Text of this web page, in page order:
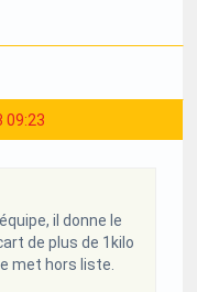
09:23
il donne le
de plus de 1kilo
met hors liste.